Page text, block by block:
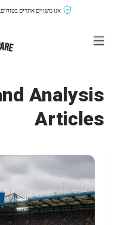
אנו משווים אתרים
Analysis
Articles